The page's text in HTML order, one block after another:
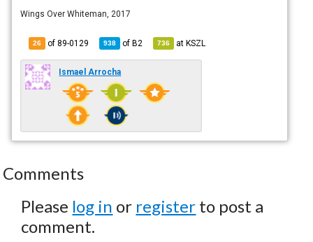
Wings Over Whiteman, 2017
26 of 89-0129 938 ofB2 736 atKSZL
Ismael Arrocha
Comments
Please log in or register to post a
comment.